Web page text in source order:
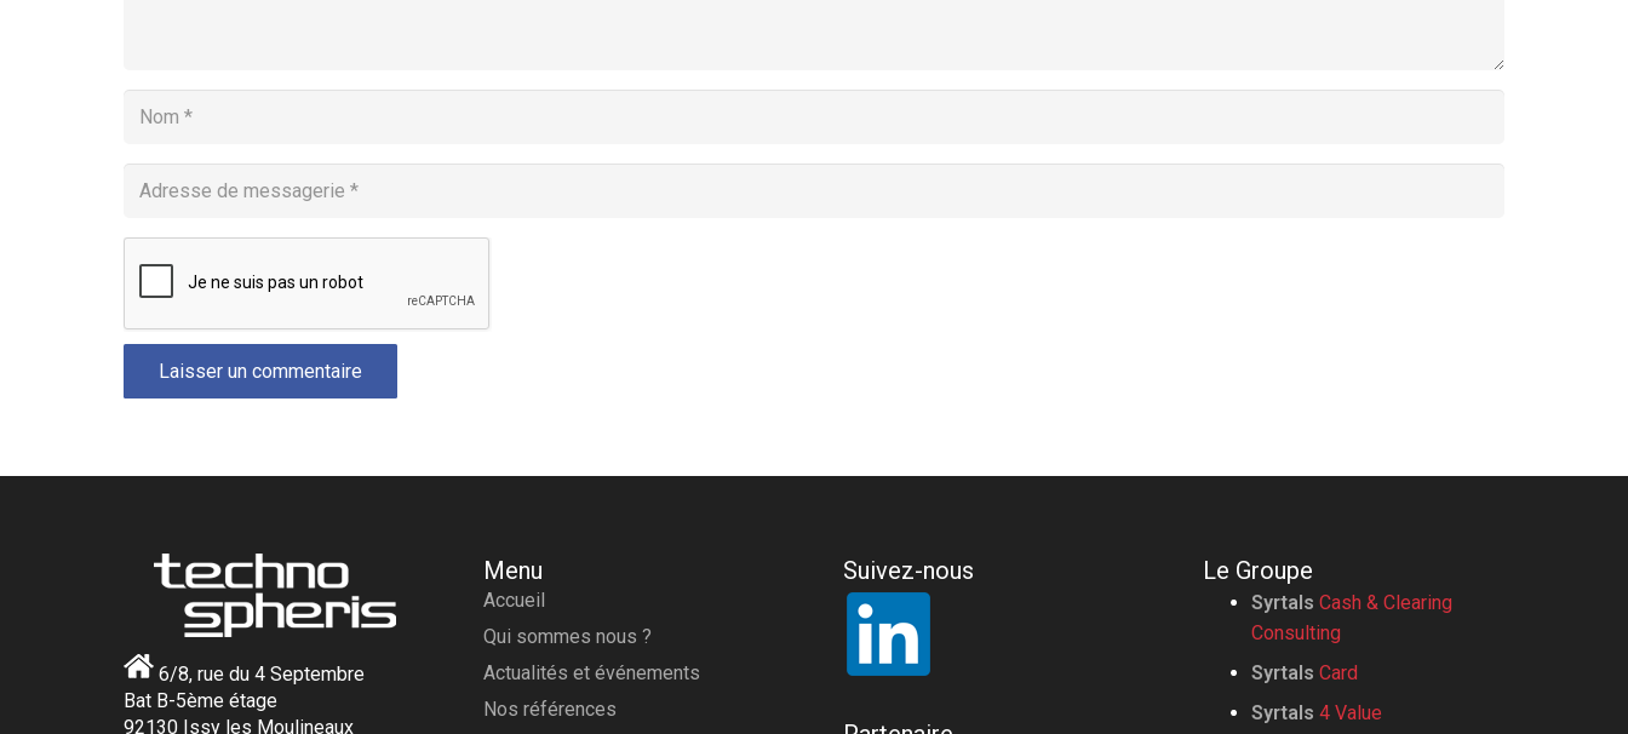
Laisser un commentaire
6/8, rue du 4 Septembre
Bat B-5ème étage
92130 Issy les Moulineaux
Menu
Accueil
Qui sommes nous ?
Actualités et événements
Nos références
Suivez-nous Le Groupe
Syrtals Cash & Clearing
Consulting
Syrtals Card
Syrtals 4 Value